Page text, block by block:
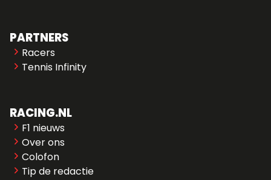
PARTNERS
Racers
Tennis Infinity
RACING.NL
F1 nieuws
Over ons
Colofon
Tip de redactie